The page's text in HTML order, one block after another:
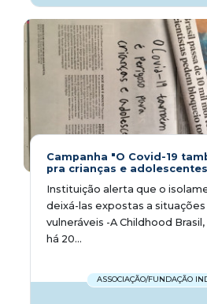
Campanha "O Covid-19
pra crianças e
Instituição alerta que o
deixá-las expostas a situações
vulneráveis -A Childhood
há 20...
ASSOCIAÇÃO/FUNDAÇÃO